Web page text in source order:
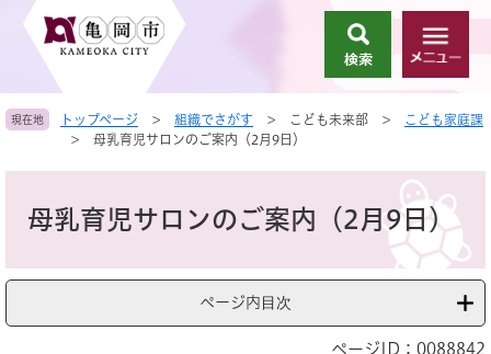
頭
す
飛
し
索
メ
ニ
ー
現在地 トップページ > 組織でさがす > こども未来部 >
こども家庭課
>
母乳育児サロンのご案内（2月9日）
母乳育児サロンのご案内（2月9日）
ページ内目次
ページID：0088842